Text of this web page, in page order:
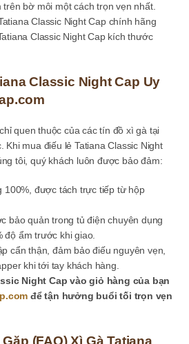
bờ môi một cách trọn vẹn nhất.
Classic Night Cap kích thước
Classic Night Cap Uy
quen thuộc của các tín đồ xì gà tại
Khi mua điếu lẻ Tatiana Classic Night
tôi, quý khách luôn được bảo đảm:
100%, được tách trực tiếp từ hộp
bảo quản trong tủ điện chuyên dụng
độ ẩm trước khi giao.
cẩn thận, đảm bảo điếu nguyên vẹn,
khi tới tay khách hàng.
Night Cap vào giỏ hàng của bạn
để tận hưởng buổi tối trọn vẹn
(FAQ) Xì Gà Tatiana